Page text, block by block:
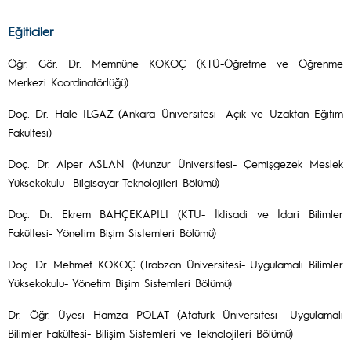
Eğiticiler
Öğr. Gör. Dr. Memnüne KOKOÇ (KTÜ-Öğretme ve Öğrenme
Merkezi Koordinatörlüğü)
Doç. Dr. Hale ILGAZ (Ankara Üniversitesi- Açık ve Uzaktan Eğitim
Fakültesi)
Doç. Dr. Alper ASLAN (Munzur Üniversitesi- Çemişgezek Meslek
Yüksekokulu- Bilgisayar Teknolojileri Bölümü)
Doç. Dr. Ekrem BAHÇEKAPILI (KTÜ- İktisadi ve İdari Bilimler
Fakültesi- Yönetim Bişim Sistemleri Bölümü)
Doç. Dr. Mehmet KOKOÇ (Trabzon Üniversitesi- Uygulamalı Bilimler
Yüksekokulu- Yönetim Bişim Sistemleri Bölümü)
Dr. Öğr. Üyesi Hamza POLAT (Atatürk Üniversitesi- Uygulamalı
Bilimler Fakültesi- Bilişim Sistemleri ve Teknolojileri Bölümü)